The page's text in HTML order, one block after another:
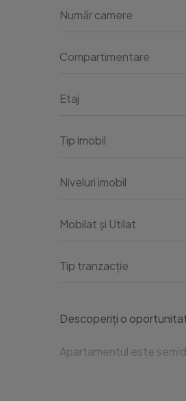
Număr camere
Compartimentare
Etaj
Tip imobil
Niveluri imobil
Mobilat și Utilat
Tip tranzacție
Descoperiți o
Apartamentul este